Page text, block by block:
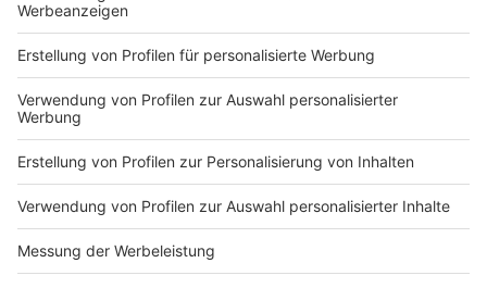
Die Familie ist für die User das Wichtigste. Anja aus
Hörstel feiert wie jedes Jahr mit der engsten Familie.
geht gar nicht. Es wäre für uns das aller schlimmste,
meine Töchter nebst Familie nicht zu sehen. Beate aus
Ibbenbüren feiert mit den Kindern. Das große Treffen
mit den Geschwistern meines Mannes fällt in diesem
Jahr flach, schreibt sie. Und Lukas feiert auch so wie
immer, im Kreis der Familie.